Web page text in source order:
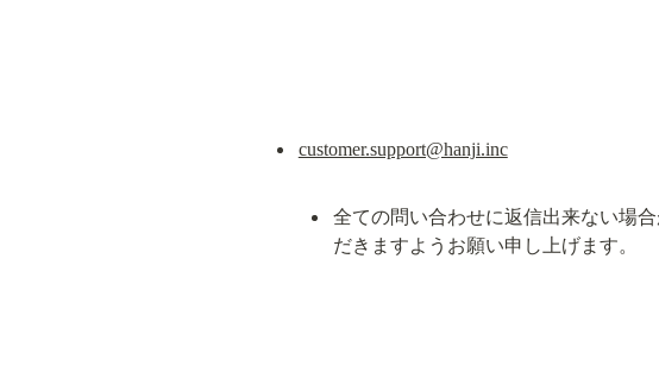
customer.support@hanji.inc
全ての問い合わせに返信出来ない場
だきますようお願い申し上げます。